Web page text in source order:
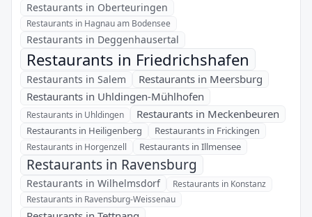
Restaurants in Oberteuringen
Restaurants in Hagnau am Bodensee
Restaurants in Deggenhausertal
Restaurants in Friedrichshafen
Restaurants in Salem
Restaurants in Meersburg
Restaurants in Uhldingen-Mühlhofen
Restaurants in Uhldingen Restaurants in Meckenbeuren
Restaurants in Heiligenberg Restaurants in Frickingen
Restaurants in Horgenzell Restaurants in Illmensee
Restaurants in Ravensburg
Restaurants in Wilhelmsdorf
Restaurants in Konstanz
Restaurants in Ravensburg-Weissenau